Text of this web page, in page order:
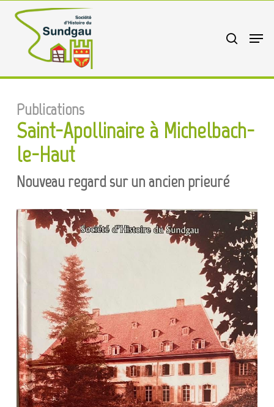
Skip
Menu
Publications
Saint-Apollinaire à Michelbach-
le-Haut
Nouveau regard sur un ancien prieuré